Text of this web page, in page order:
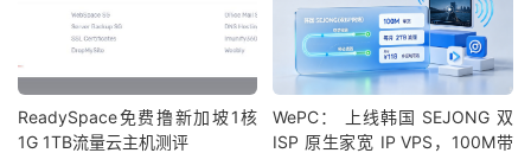
ReadySpace免费撸新加坡1核
1G 1TB流量云主机测评
WePC： 上线韩国 SEJONG 双
ISP 原生家宽 IP VPS，100M带